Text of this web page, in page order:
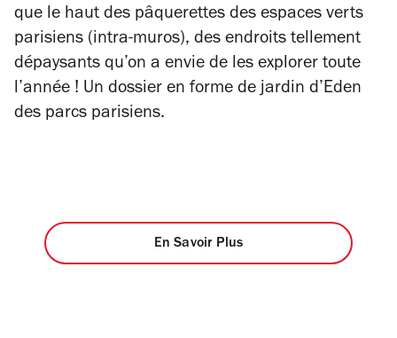
que le haut des pâquerettes des espaces verts
parisiens (intra-muros), des endroits tellement
dépaysants qu’on a envie de les explorer toute
l’année ! Un dossier en forme de jardin d’Eden
des parcs parisiens.
En Savoir Plus